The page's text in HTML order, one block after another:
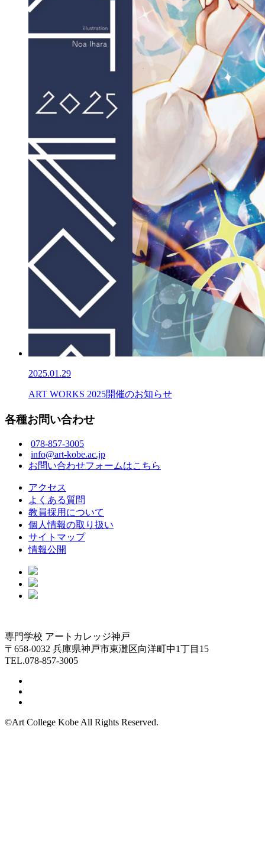
2025.01.29
ART WORKS 2025開催のお知らせ
各種お問い合わせ
078-857-3005
info@art-kobe.ac.jp
お問い合わせフォームはこちら
アクセス
よくある質問
教員採用について
個人情報の取り扱い
サイトマップ
情報公開
専門学校 アートカレッジ神戸
〒658-0032 兵庫県神戸市東灘区向洋町中1丁目15
TEL.078-857-3005
©Art College Kobe All Rights Reserved.